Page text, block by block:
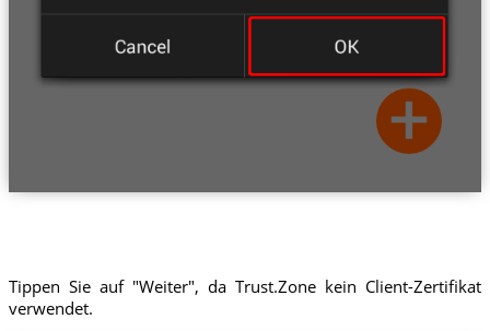
Tippen Sie auf "Weiter", da Trust.Zone kein Client-Zertifikat
verwendet.